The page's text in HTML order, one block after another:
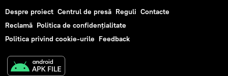
Despre proiect Centrul de presă Reguli Contacte
Reclamă Politica de confidențialitate
Politica privind cookie-urile Feedback